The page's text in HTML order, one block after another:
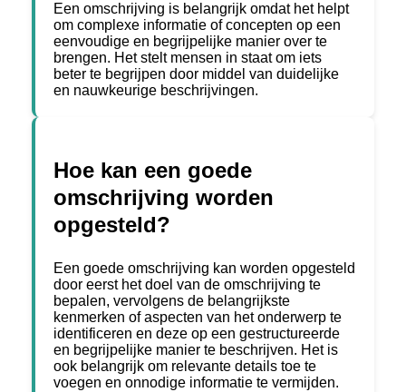
Een omschrijving is belangrijk omdat het helpt
om complexe informatie of concepten op een
eenvoudige en begrijpelijke manier over te
brengen. Het stelt mensen in staat om iets
beter te begrijpen door middel van duidelijke
en nauwkeurige beschrijvingen.
Hoe kan een goede
omschrijving worden
opgesteld?
Een goede omschrijving kan worden opgesteld
door eerst het doel van de omschrijving te
bepalen, vervolgens de belangrijkste
kenmerken of aspecten van het onderwerp te
identificeren en deze op een gestructureerde
en begrijpelijke manier te beschrijven. Het is
ook belangrijk om relevante details toe te
voegen en onnodige informatie te vermijden.